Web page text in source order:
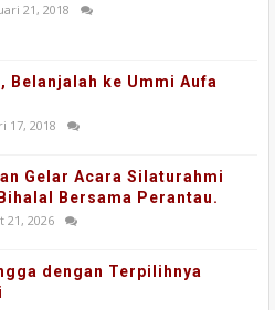
21, 2018
Belanjalah ke Ummi Aufa
17, 2018
Gelar Acara Silaturahmi
Bersama Perantau.
21, 2026
dengan Terpilihnya